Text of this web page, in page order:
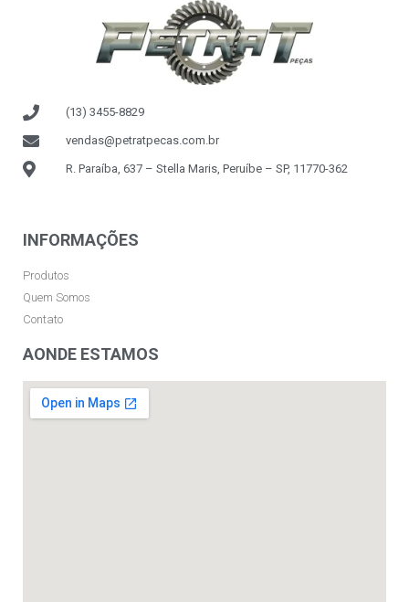
(13) 3455-8829
vendas@petratpecas.com.br
R. Paraíba, 637 – Stella Maris, Peruíbe – SP, 11770-362
INFORMAÇÕES
Produtos
Quem Somos
Contato
AONDE ESTAMOS